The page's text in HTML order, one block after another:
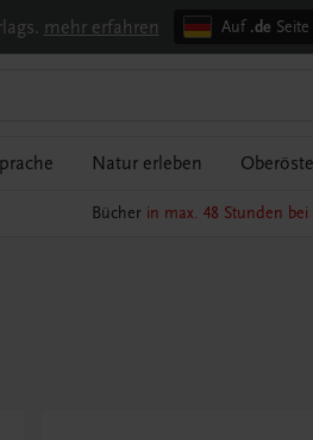
mehr erfahren Auf .de
Natur erleben
Bücher in max. 48 Stunden